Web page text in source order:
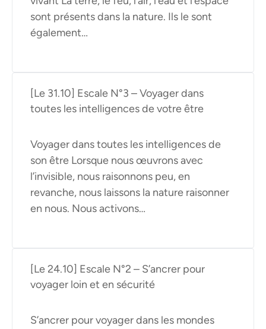
sont présents dans la nature. Ils le sont
également…
[Le 31.10] Escale N°3 – Voyager dans
toutes les intelligences de votre être
Voyager dans toutes les intelligences de
son être Lorsque nous œuvrons avec
l’invisible, nous raisonnons peu, en
revanche, nous laissons la nature raisonner
en nous. Nous activons…
[Le 24.10] Escale N°2 – S’ancrer pour
voyager loin et en sécurité
S’ancrer pour voyager dans les mondes